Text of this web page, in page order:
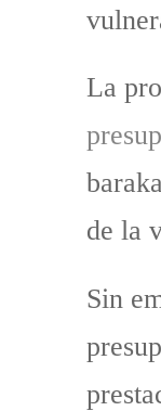
La
de la
Sin